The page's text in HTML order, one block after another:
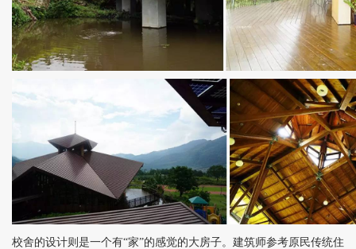
校舍的设计则是一个有“家”的感觉的大房子。建筑师参考原民传统住